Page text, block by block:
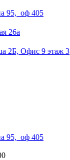
95, оф 405
26а
2Б, Офис 9 этаж 3
95, оф 405